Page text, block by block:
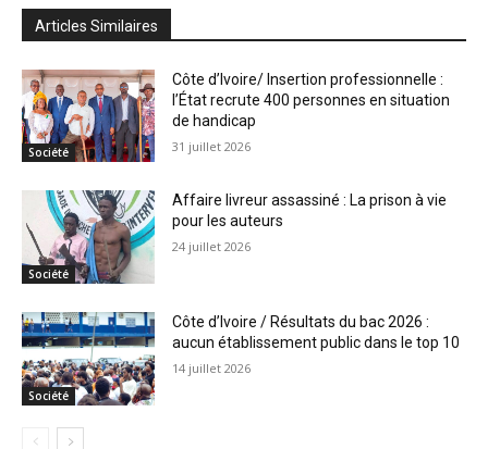
Articles Similaires
Société
Côte d’Ivoire/ Insertion professionnelle :
l’État recrute 400 personnes en situation
de handicap
31 juillet 2026
Société
Affaire livreur assassiné : La prison à vie
pour les auteurs
24 juillet 2026
Société
Côte d’Ivoire / Résultats du bac 2026 :
aucun établissement public dans le top 10
14 juillet 2026